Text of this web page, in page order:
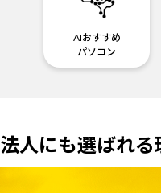
AIおすすめ
パソコン
法人にも選ばれる